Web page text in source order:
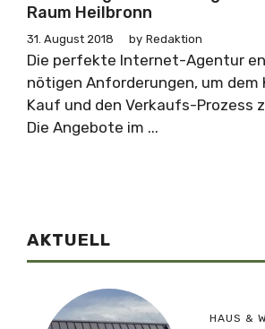
Raum Heilbronn
31. August 2018 by Redaktion
Die perfekte Internet-Agentur
nötigen Anforderungen, um dem
Kauf und den Verkaufs-Prozess
Die Angebote im ...
AKTUELL
HAUS &